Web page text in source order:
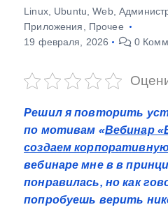
Linux, Ubuntu,Web,
Приложения, Прочее
19 февраля, 2026
0
Решил я повторить
по мотивам «Вебинар
создаем
вебинаре мне в в
понравилась, но как
попробуешь верить